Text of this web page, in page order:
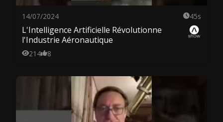
14/07/2024 45s
L'Intelligence Artificielle Révolutionne
l'Industrie Aéronautique
214 8